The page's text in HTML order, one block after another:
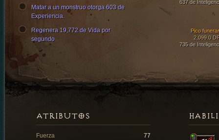
637 de
Pico
2,099.0
735 de
Matar a un monstruo otorga 603 de
Experiencia.
Regenera 19,772 de Vida por
segundo
ATRIBUTOS
Fuerza
77